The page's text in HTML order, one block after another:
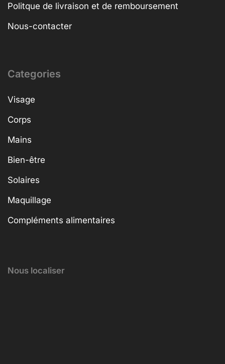
Politque de livraison et de remboursement
Nous-contacter
Categories
Visage
Corps
Mains
Bien-être
Solaires
Maquillage
Compléments alimentaires
Nous localiser